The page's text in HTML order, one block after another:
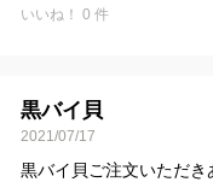
👉ご注文お待ちしており
いいね！ 0 件
黒バイ貝
2021/07/17
黒バイ貝ご注文いただき